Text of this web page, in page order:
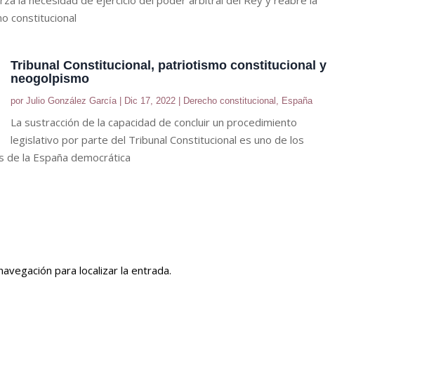
constitucional
Tribunal Constitucional, patriotismo constitucional y
neogolpismo
porJulio González García Dic 17, 2022 Derecho constitucional España
La sustracción de la capacidad de concluir un procedimiento
legislativo por parte del Tribunal Constitucional es uno de los
la España democrática
para localizar la entrada.